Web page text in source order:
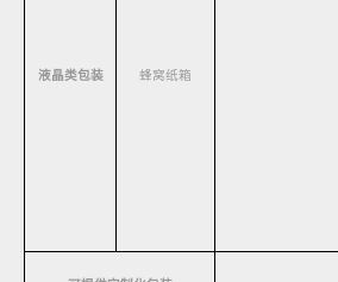
液晶类包装 蜂窝纸箱